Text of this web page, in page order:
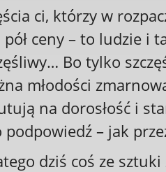
ci, którzy w
ceny – to ludzie i
Bo tylko
młodości
na dorosłość i
– jak
dziś coś ze sztuki